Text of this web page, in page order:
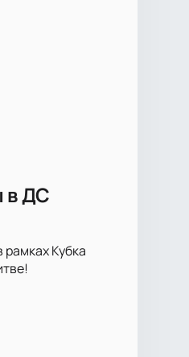
в ДС
Кубка